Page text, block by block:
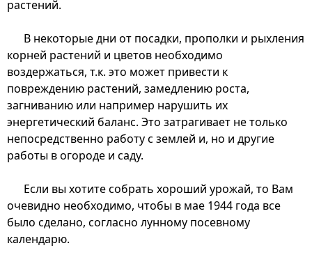
растений.
В некоторые дни от посадки, прополки и рыхления
корней растений и цветов необходимо
воздержаться, т.к. это может привести к
повреждению растений, замедлению роста,
загниванию или например нарушить их
энергетический баланс. Это затрагивает не только
непосредственно работу с землей и, но и другие
работы в огороде и саду.
Если вы хотите собрать хороший урожай, то Вам
очевидно необходимо, чтобы в мае 1944 года все
было сделано, согласно лунному посевному
календарю.